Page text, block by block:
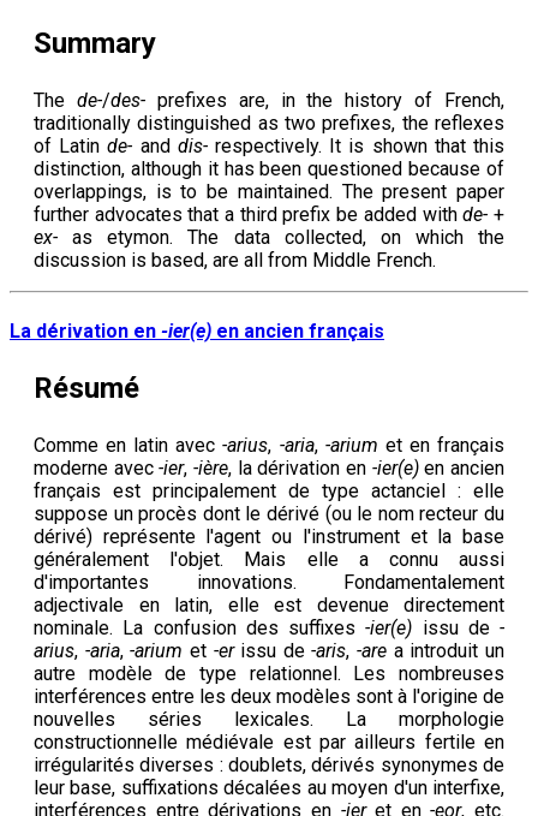
Summary
The de-/des-prefixes are, in the history of French,
traditionally distinguished as two prefixes, the reflexes
of Latinde- and dis-respectively. It is shown that this
distinction, although it has been questioned because of
overlappings, is to be maintained. The present paper
further advocates that a third prefix be added withde- +
ex- as etymon. The data collected, on which the
discussion is based, are all from Middle French.
La dérivation en -ier(e) en ancien français
Résumé
Comme en latin avec-arius, -aria, -arium et en français
moderne avec-ier,-ière, la dérivation en -ier(e)en ancien
français est principalement de type actanciel : elle
suppose un procès dont le dérivé (ou le nom recteur du
dérivé) représente l'agent ou l'instrument et la base
généralement l'objet. Mais elle a connu aussi
d'importantes innovations. Fondamentalement
adjectivale en latin, elle est devenue directement
nominale. La confusion des suffixes-ier(e) issu de -
arius, -aria,-arium et -erissu de-aris,-are a introduit un
autre modèle de type relationnel. Les nombreuses
interférences entre les deux modèles sont à l'origine de
nouvelles séries lexicales. La morphologie
constructionnelle médiévale est par ailleurs fertile en
irrégularités diverses : doublets, dérivés synonymes de
leur base, suffixations décalées au moyen d'un interfixe,
interférences entre dérivations en -ieret en-eor, etc.